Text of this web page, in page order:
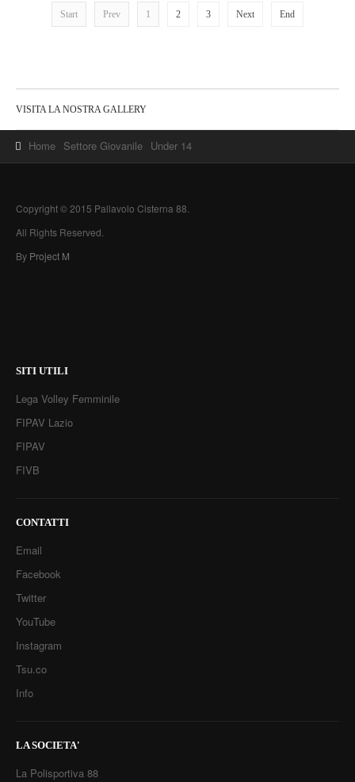
Start Prev 1 2 3 Next End
VISITA LA NOSTRA GALLERY
Home Settore Giovanile Under 14
Copyright © 2015 Pallavolo Cisterna 88.
All Rights Reserved.
By Project M
SITI UTILI
Lega Volley Femminile
FIPAV Lazio
FIPAV
FIVB
CONTATTI
Email
Facebook
Twitter
YouTube
Instagram
Tsu.co
Info
LA SOCIETA'
La Polisportiva 88